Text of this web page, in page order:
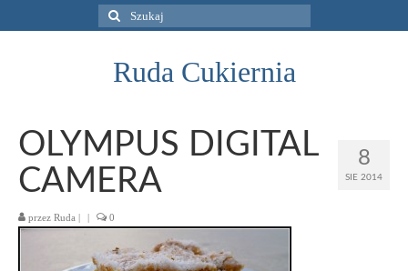
Szuklaj
w:
Ruda Cukiernia
8
SIE 2014
OLYMPUS DIGITAL
CAMERA
przez Ruda | | 0